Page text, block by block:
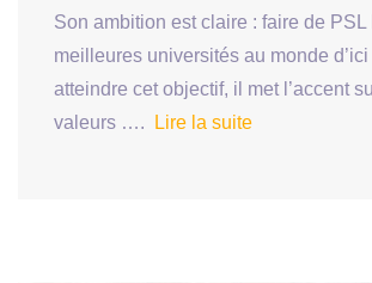
Son ambition est claire : faire de PSL
meilleures universités au monde
atteindre cet objectif, il met l’accent
valeurs ….
Lire la suite